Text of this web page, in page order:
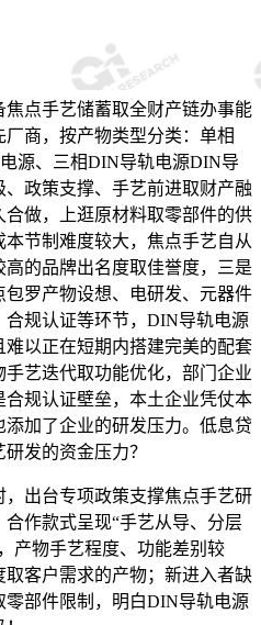
点手艺储蓄取全财产链办事能
商，按产物类型分类：单相
源、三相DIN导轨电源DIN导
政策支撑、手艺前进取财产融
做，上逛原材料取零部件的供
节制难度较大，焦点手艺自从
的品牌出名度取佳誉度，三是
罗产物设想、电研发、元器件
规认证等环节，DIN导轨电源
以正在短期内搭建完美的配套
艺迭代取功能优化，部门企业
规认证壁垒，本土企业凭仗本
加了企业的研发压力。低息贷
发的资金压力？
出台专项政策支撑焦点手艺研
作款式呈现“手艺从导、分层
产物手艺程度、功能差别较
客户需求的产物；新进入者缺
部件限制，明白DIN导轨电源